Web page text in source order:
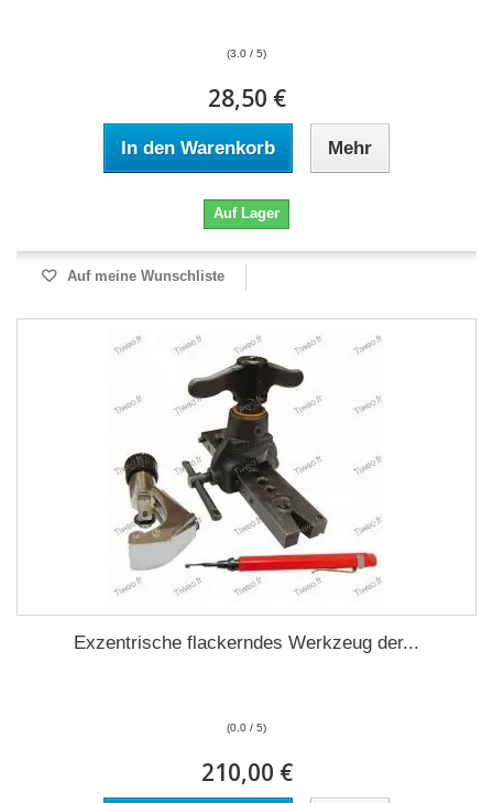
(3.0 / 5)
28,50 €
In den Warenkorb Mehr
Auf Lager
Auf meine Wunschliste
Exzentrische flackerndes Werkzeug der...
(0.0 / 5)
210,00 €